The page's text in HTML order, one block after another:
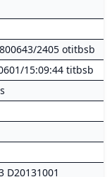
2405 otitbsb
15:09:44 titbsb